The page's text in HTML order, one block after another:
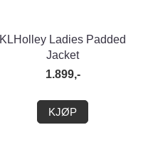
KLHolley Ladies Padded
Jacket
1.899,-
KJØP